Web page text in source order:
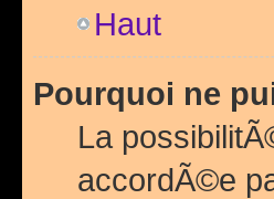
Haut
Pourquoi ne
La
accordÃ©e